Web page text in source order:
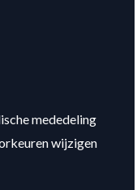
mededeling
wijzigen